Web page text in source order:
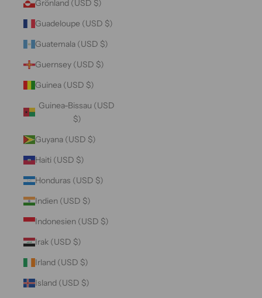
Grönland (USD $)
Guadeloupe (USD $)
Guatemala (USD $)
Guernsey (USD $)
Guinea (USD $)
Guinea-Bissau (USD
$)
Guyana (USD $)
Haiti (USD $)
Honduras (USD $)
Indien (USD $)
Indonesien (USD $)
Irak (USD $)
Irland (USD $)
Island (USD $)